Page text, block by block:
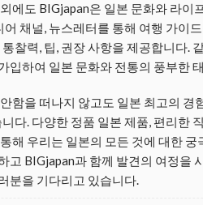
에도 BIGjapan은 일본 문화와 라이
어 채널, 뉴스레터를 통해 여행 가이
찰력, 팁, 권장 사항을 제공합니다.
입하여 일본 문화와 전통의 풍부한
함을 떠나지 않고도 일본 최고의 경
다. 다양한 정품 일본 제품, 편리한
해 우리는 일본의 모든 것에 대한 궁
고 BIGjapan과 함께 발견의 여정을
분을 기다리고 있습니다.